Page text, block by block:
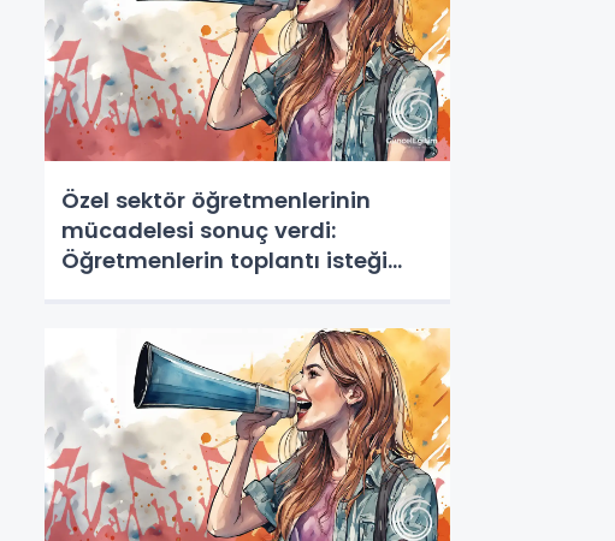
Özel sektör öğretmenlerinin
mücadelesi sonuç verdi:
Öğretmenlerin toplantı isteği